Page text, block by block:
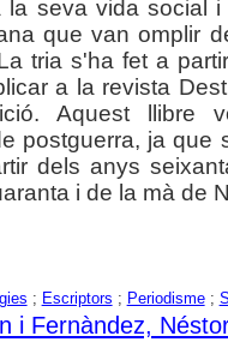
la seva vida social
que van omplir
tria s'ha fet a
a la revista
Aquest llibre
postguerra, ja que
dels anys
i de la mà de
; Escriptors ; Periodisme;
i Fernàndez,